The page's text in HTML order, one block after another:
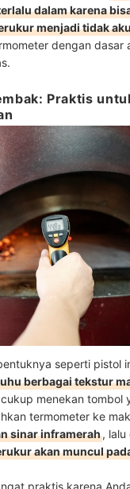
dalam karena
menjadi tidak
dengan dasar
Praktis
seperti pistol
berbagai tekstur
menekan tombol
termometer ke
sinar inframerah, lalu
akan muncul